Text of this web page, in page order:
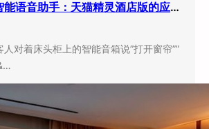
酒店客房引入智能语音助手：天猫精灵酒店版的应用现状与实际效果
对着床头柜上的智能音箱说”打开窗帘””